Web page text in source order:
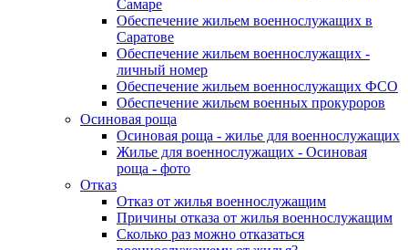
Самаре
Обеспечение жильем военнослужащих в
Саратове
Обеспечение жильем военнослужащих -
личный номер
Обеспечение жильем военнослужащих ФСО
Обеспечение жильем военных прокуроров
Осиновая роща
Осиновая роща - жилье для военнослужащих
Жилье для военнослужащих - Осиновая
роща - фото
Отказ
Отказ от жилья военнослужащим
Причины отказа от жилья военнослужащим
Сколько раз можно отказаться